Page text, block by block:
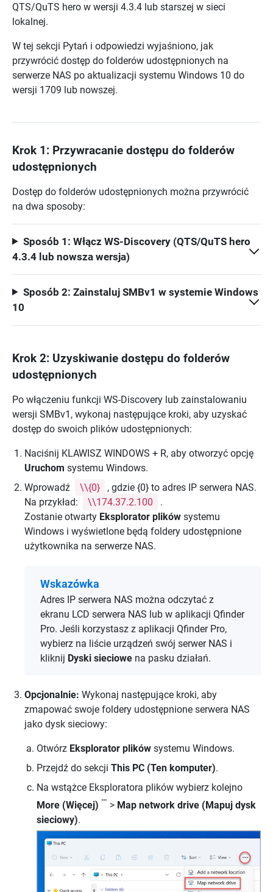
QTS/QuTS hero w wersji 4.3.4 lub starszej w sieci
lokalnej.
W tej sekcji Pytań i odpowiedzi wyjaśniono, jak
przywrócić dostęp do folderów udostępnionych na
serwerze NAS po aktualizacji systemu Windows 10 do
wersji 1709 lub nowszej.
Krok 1: Przywracanie dostępu do folderów
udostępnionych
Dostęp do folderów udostępnionych można przywrócić
na dwa sposoby:
Sposób 1: Włącz WS-Discovery (QTS/QuTS hero
4.3.4 lub nowsza wersja)
Sposób 2: Zainstaluj SMBv1 w systemie Windows
10
Krok 2: Uzyskiwanie dostępu do folderów
udostępnionych
Po włączeniu funkcji WS-Discovery lub zainstalowaniu
wersji SMBv1, wykonaj następujące kroki, aby uzyskać
dostęp do swoich plików udostępnionych:
Naciśnij KLAWISZ WINDOWS + R, aby otworzyć opcję
Uruchom systemu Windows.
Wprowadź
\\{0}
, gdzie {0} to adres IP serwera NAS.
Na przykład:
\\174.37.2.100
.
Zostanie otwarty Eksplorator plików systemu
Windows i wyświetlone będą foldery udostępnione
użytkownika na serwerze NAS.
Wskazówka
Adres IP serwera NAS można odczytać z
ekranu LCD serwera NAS lub w aplikacji Qfinder
Pro. Jeśli korzystasz z aplikacji Qfinder Pro,
wybierz na liście urządzeń swój serwer NAS i
kliknij Dyski sieciowena pasku działań.
Opcjonalnie: Wykonaj następujące kroki, aby
zmapować swoje foldery udostępnione serwera NAS
jako dysk sieciowy:
Otwórz Eksplorator plików systemu Windows.
Przejdź do sekcji This PC (Ten komputer).
Na wstążce Eksploratora plików wybierz kolejno
More (Więcej)
…
> Map network drive (Mapuj dysk
sieciowy).